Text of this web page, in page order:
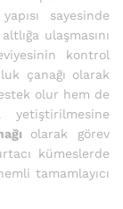
yapısı sayesinde
ulaşmasını
kontrol
çanağı olarak
olur hem de
olarak görev
kümeslerde
tamamlayıcı